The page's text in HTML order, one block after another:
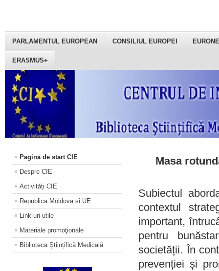
PARLAMENTUL EUROPEAN CONSILIUL EUROPEI
ERASMUS+
Pagina de start CIE
Despre CIE
Activități CIE
Republica Moldova și UE
Link-uri utile
Materiale promoţionale
Biblioteca Științifică Medicală
Masa
Subiectul
contextul
important,
pentru
societății. În
prevenției și